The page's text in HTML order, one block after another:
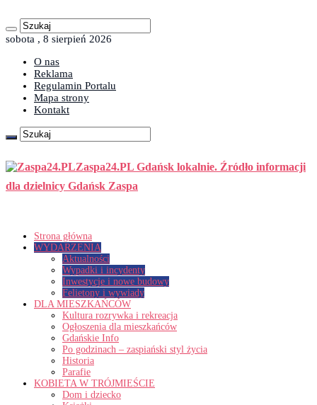
sobota , 8 sierpień 2026
O nas
Reklama
Regulamin Portalu
Mapa strony
Kontakt
Zaspa24.PL Gdańsk lokalnie. Źródło informacji
dla dzielnicy Gdańsk Zaspa
Strona główna
WYDARZENIA
Aktualności
Wypadki i incydenty
Inwestycje i nowe budowy
Felietony i wywiady
DLA MIESZKAŃCÓW
Kultura rozrywka i rekreacja
Ogłoszenia dla mieszkańców
Gdańskie Info
Po godzinach – zaspiański styl życia
Historia
Parafie
KOBIETA W TRÓJMIEŚCIE
Dom i dziecko